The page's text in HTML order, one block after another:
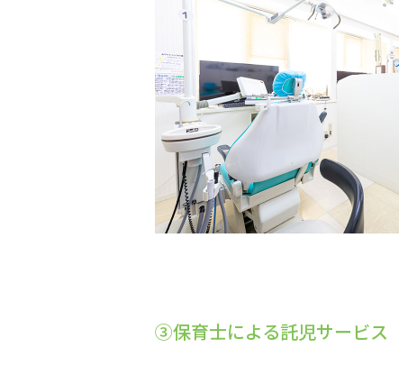
③保育士による託児サービス